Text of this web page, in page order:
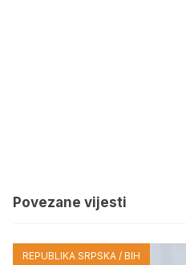
Povezane vijesti
REPUBLIKA SRPSKA / BIH